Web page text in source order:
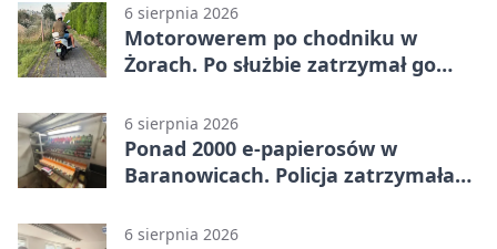
6 sierpnia 2026
Motorowerem po chodniku w
Żorach. Po służbie zatrzymał go
6 sierpnia 2026
Ponad 2000 e-papierosów w
Baranowicach. Policja zatrzymała
6 sierpnia 2026